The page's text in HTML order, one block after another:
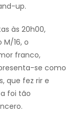
up.
às 20h00,
16, o
franco,
se como
que fez rir e
foi tão